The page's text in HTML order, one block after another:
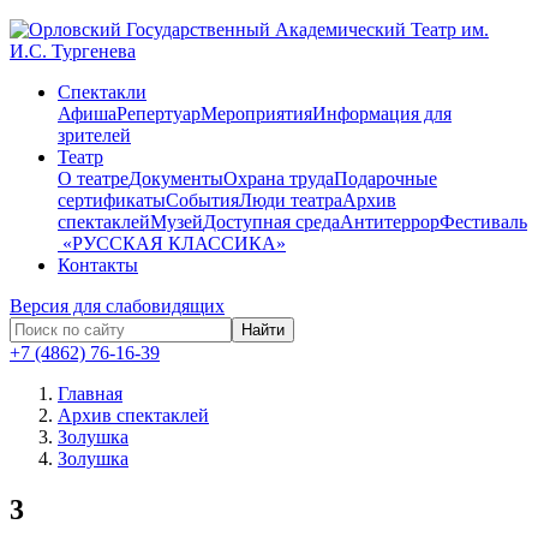
Спектакли
АфишаРепертуарМероприятияИнформация для
зрителей
Театр
О театреДокументыОхрана трудаПодарочные
сертификатыСобытияЛюди театраАрхив
спектаклейМузейДоступная средаАнтитеррорФестиваль
​ «РУССКАЯ КЛАССИКА»
Контакты
Версия для слабовидящих
Найти
+7 (4862) 76-16-39
Главная
Архив спектаклей
Золушка
Золушка
3